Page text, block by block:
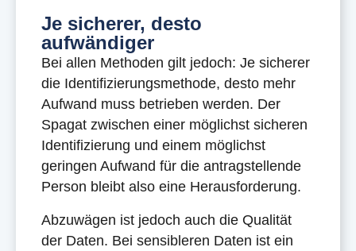
Je sicherer, desto
aufwändiger
Bei allen Methoden gilt jedoch: Je sicherer
die Identifizierungsmethode, desto mehr
Aufwand muss betrieben werden. Der
Spagat zwischen einer möglichst sicheren
Identifizierung und einem möglichst
geringen Aufwand für die antragstellende
Person bleibt also eine Herausforderung.
Abzuwägen ist jedoch auch die Qualität
der Daten. Bei sensibleren Daten ist ein